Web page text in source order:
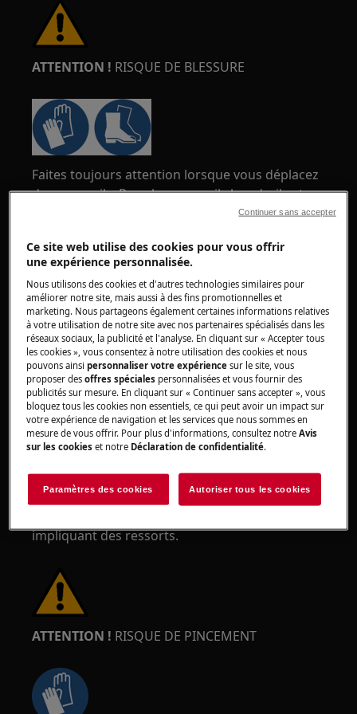
ATTENTION ! RISQUE DE BLESSURE
Faites toujours attention lorsque vous déplacez
des appareils. Pour les appareils lourds, il est
plus sûr que deux personnes les déplacent.
chaussures de sécurité. Portez des gants de
sécurité en tout temps pour vous protéger des
coupures dues aux bords tranchants.
ATTENTION !RISQUE DE BLESSURE OCULAIRE
Portez des lunettes de sécurité si vous effectuez
impliquant des ressorts.
ATTENTION ! RISQUE DE PINCEMENT
Ce site web utilise des cookies pour vous offrir
une expérience personnalisée.
Nous utilisons des cookies et d'autres technologies similaires pour
améliorer notre site, mais aussi à des fins promotionnelles et
marketing. Nous partageons également certaines informations relatives
à votre utilisation de notre site avec nos partenaires spécialisés dans les
réseaux sociaux, la publicité et l'analyse. En cliquant sur « Accepter tous
les cookies », vous consentez à notre utilisation des cookies et nous
pouvons ainsipersonnaliser votre expériencesur le site, vous
proposer desoffres spéciales personnalisées et vous fournir des
publicités sur mesure. En cliquant sur « Continuer sans accepter », vous
bloquez tous les cookies non essentiels, ce qui peut avoir un impact sur
votre expérience de navigation et les services que nous sommes en
mesure de vous offrir. Pour plus d'informations, consultez notreAvis
sur les cookies et notre Déclaration de confidentialité.
Paramètres des cookies Autoriser tous les cookies
Continuer sans accepter